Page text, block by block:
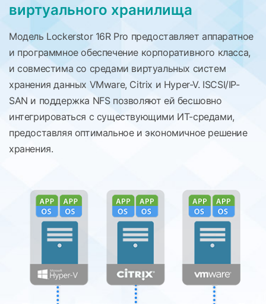
виртуального хранилища
Модель Lockerstor 16R Pro предоставляет аппаратное
и программное обеспечение корпоративного класса,
и совместима со средами виртуальных систем
хранения данных VMware, Citrix и Hyper-V. ISCSI/IP-
SAN и поддержка NFS позволяют ей бесшовно
интегрироваться с существующими ИТ-средами,
предоставляя оптимальное и экономичное решение
хранения.